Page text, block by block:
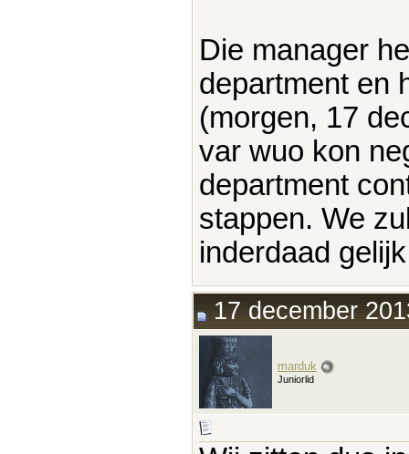
Die manager
department en
(morgen, 17
var wuo kon
department
stappen. We
inderdaad
17 december
marduk
Juniorlid